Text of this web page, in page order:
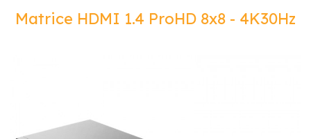
Matrice HDMI 1.4 ProHD 8x8 - 4K30Hz